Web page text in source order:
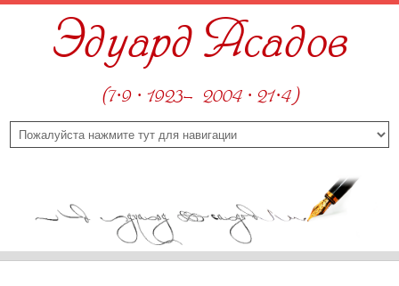
Эдуард Асадов
(7·9 · 1923—2004 · 21·4)